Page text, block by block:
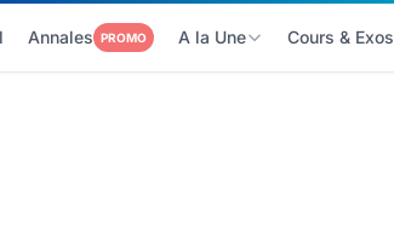
Annales PROMO A la Une Cours & Exos